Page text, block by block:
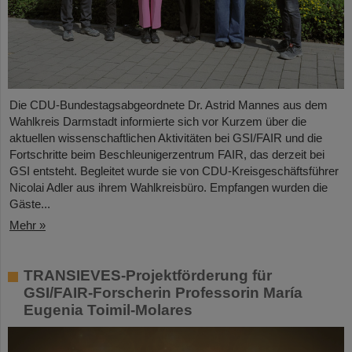
Die CDU-Bundestagsabgeordnete Dr. Astrid Mannes aus dem
Wahlkreis Darmstadt informierte sich vor Kurzem über die
aktuellen wissenschaftlichen Aktivitäten bei GSI/FAIR und die
Fortschritte beim Beschleunigerzentrum FAIR, das derzeit bei
GSI entsteht. Begleitet wurde sie von CDU-Kreisgeschäftsführer
Nicolai Adler aus ihrem Wahlkreisbüro. Empfangen wurden die
Gäste...
Mehr »
TRANSIEVES-Projektförderung für
GSI/FAIR-Forscherin Professorin María
Eugenia Toimil-Molares